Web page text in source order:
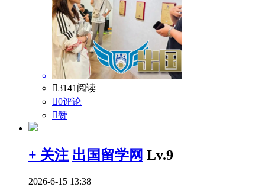
3141阅读
0评论
赞
+ 关注 出国留学网 Lv.9
2026-6-15 13:38